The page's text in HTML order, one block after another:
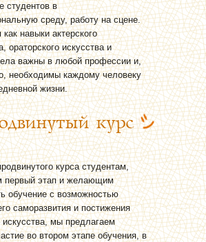
студентов в
среду, работу на сцене.
навыки актерского
ораторского искусства и
важны в любой профессии и,
необходимы каждому человеку
жизни.
курс
курса студентам,
первый этап и желающим
обучение с возможностью
саморазвития и постижения
искусства, мы предлагаем
во втором этапе обучения, в